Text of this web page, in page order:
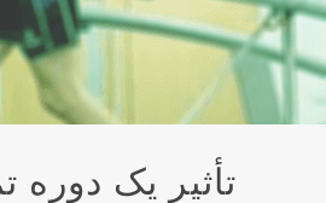
تأثیر یک